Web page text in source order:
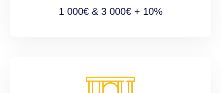
1 000€ & 3 000€ + 10%